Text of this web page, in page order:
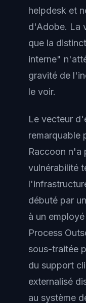
helpdesk et
d'Adobe. La
que la
interne"
gravité de
le voir.
Le vecteur
remarquable
Raccoon n'a
vulnérabilité
débuté par
à un
Process
sous-traitée
du support
externalisé
au système